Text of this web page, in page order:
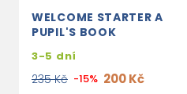
WELCOME STARTER A
PUPIL'S BOOK
3-5 dní
235 Kč -15% 200 Kč